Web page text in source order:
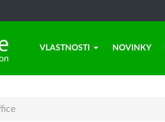
VLASTNOSTI NOVINKY